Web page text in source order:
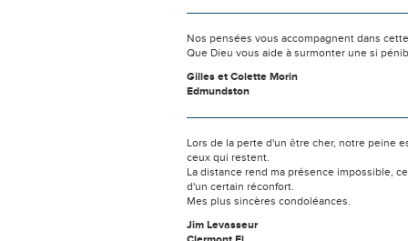
Nos pensées vous accompagnent dans
Que Dieu vous aide à surmonter une si
Gilles et Colette Morin
Edmundston
Lors de la perte d'un être cher, notre peine
ceux qui restent.
La distance rend ma présence impossible,
d'un certain réconfort.
Mes plus sincères condoléances.
Jim Levasseur